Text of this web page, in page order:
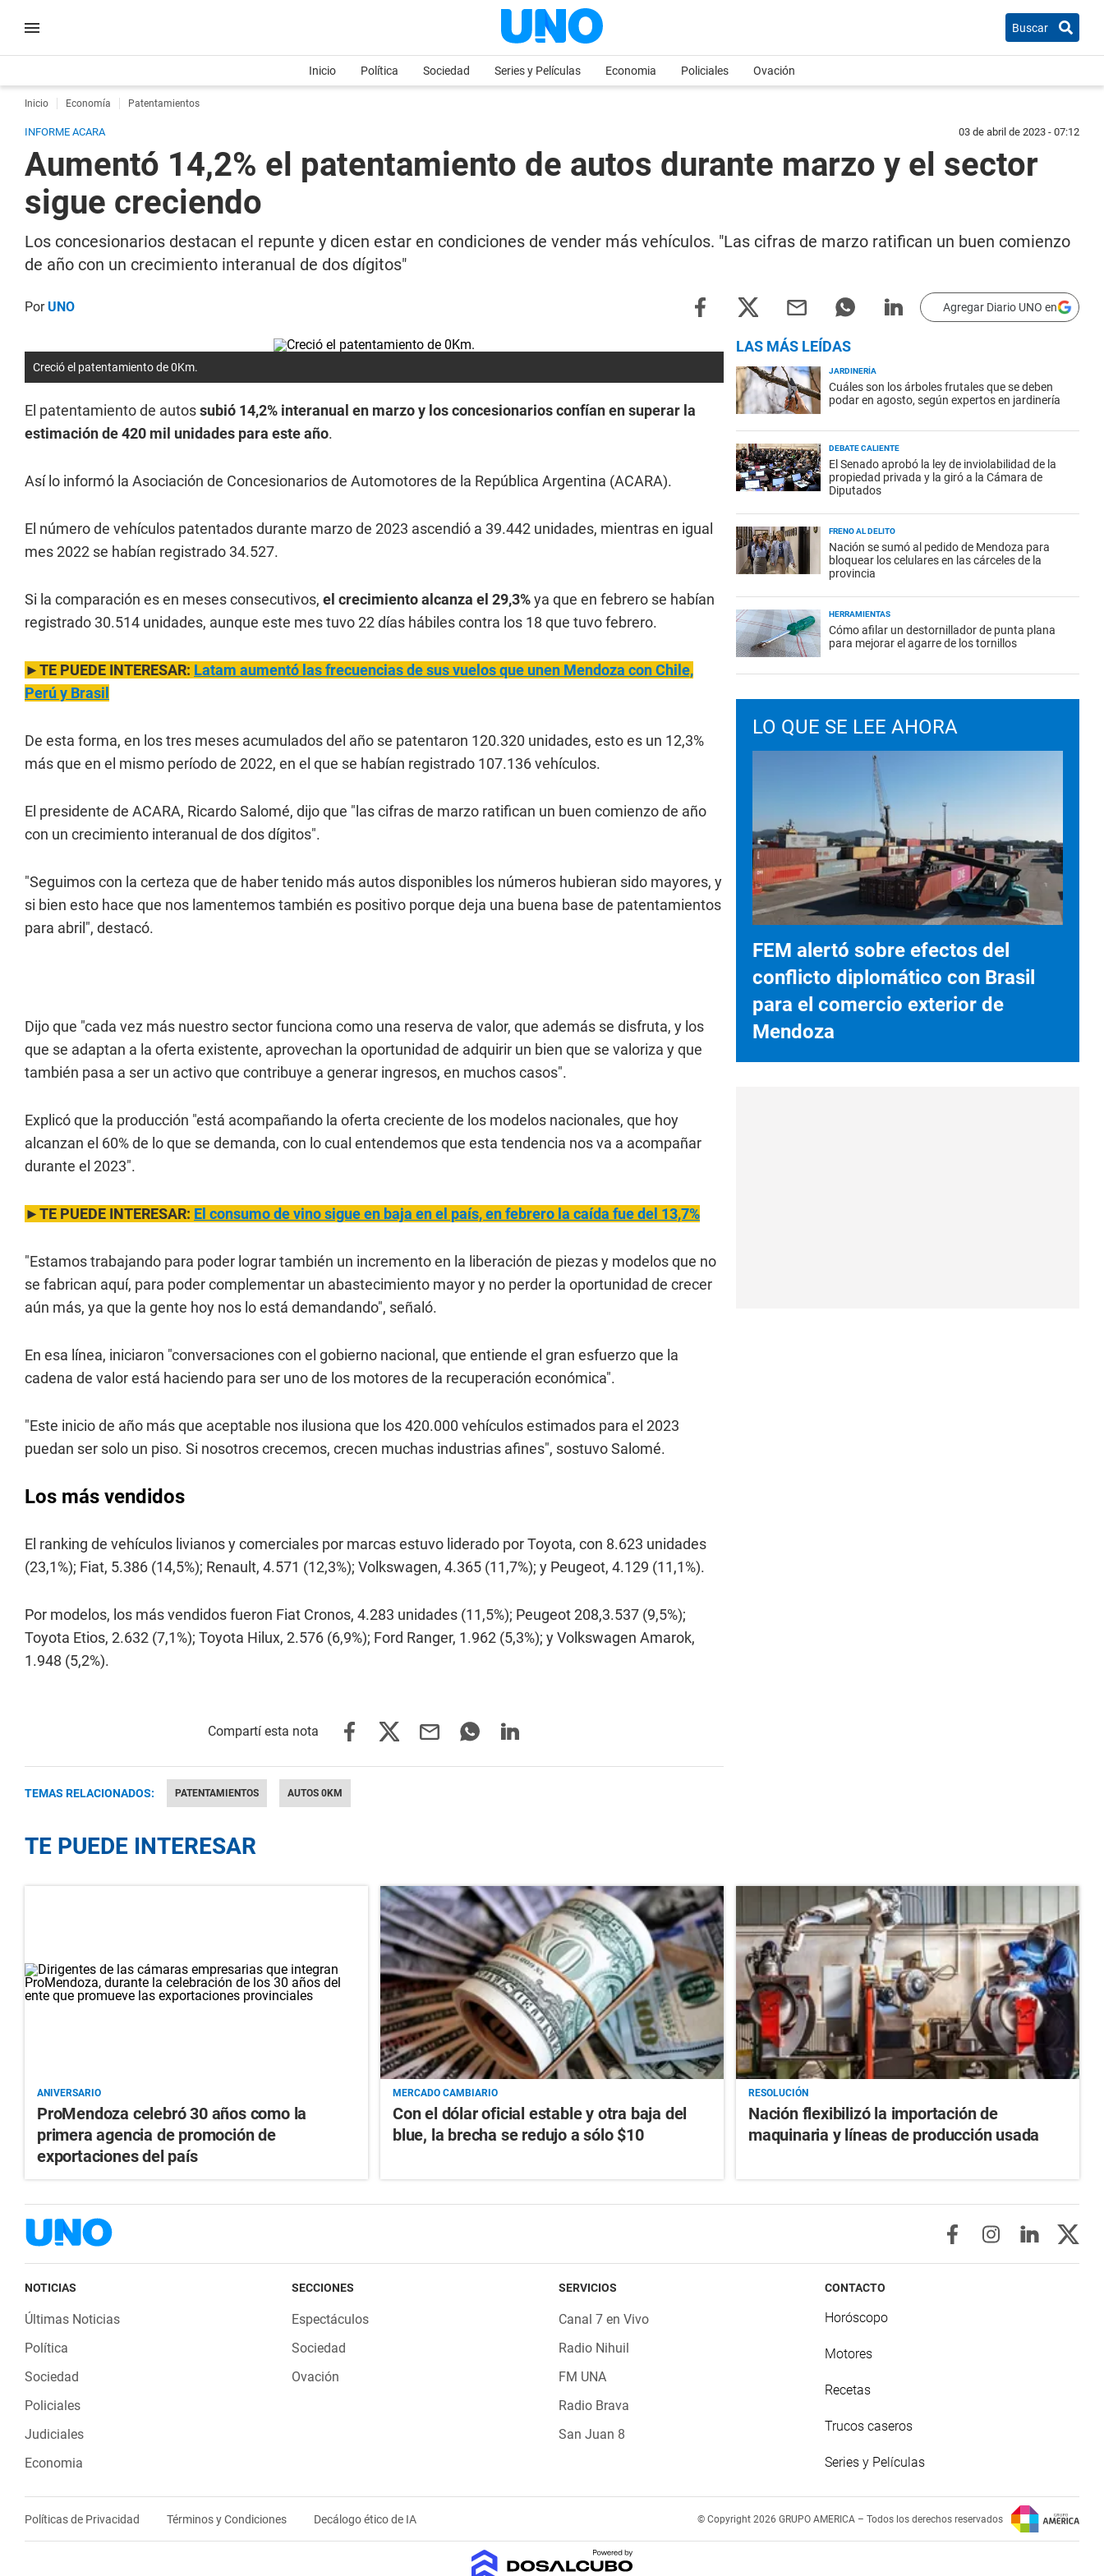
Buscar
Inicio Política Sociedad Series y Películas Economia Policiales Ovación
Inicio Economía Patentamientos
INFORME ACARA 03 de abril de 2023 - 07:12
Aumentó 14,2% el patentamiento de autos durante marzo y el sector
sigue creciendo
Los concesionarios destacan el repunte y dicen estar en condiciones de vender más vehículos. "Las cifras de marzo ratifican un buen comienzo
de año con un crecimiento interanual de dos dígitos"
PorUNO Agregar Diario UNO en
Creció el patentamiento de 0Km.
El patentamiento de autossubió 14,2% interanual en marzo y los concesionarios confían en superar la
estimación de 420 mil unidades para este año.
Así lo informó la Asociación de Concesionarios de Automotores de la República Argentina (ACARA).
El número de vehículos patentados durante marzo de 2023 ascendió a 39.442 unidades, mientras en igual
mes 2022 se habían registrado 34.527.
Si la comparación es en meses consecutivos, el crecimiento alcanza el 29,3%ya que en febrero se habían
registrado 30.514 unidades, aunque este mes tuvo 22 días hábiles contra los 18 que tuvo febrero.
►TE PUEDE INTERESAR: Latam aumentó las frecuencias de sus vuelos que unen Mendoza con Chile,
Perú y Brasil
De esta forma, en los tres meses acumulados del año se patentaron 120.320 unidades, esto es un 12,3%
más que en el mismo período de 2022, en el que se habían registrado 107.136 vehículos.
El presidente de ACARA, Ricardo Salomé, dijo que "las cifras de marzo ratifican un buen comienzo de año
con un crecimiento interanual de dos dígitos".
"Seguimos con la certeza que de haber tenido más autos disponibles los números hubieran sido mayores, y
si bien esto hace que nos lamentemos también es positivo porque deja una buena base de patentamientos
para abril", destacó.
Dijo que "cada vez más nuestro sector funciona como una reserva de valor, que además se disfruta, y los
que se adaptan a la oferta existente, aprovechan la oportunidad de adquirir un bien que se valoriza y que
también pasa a ser un activo que contribuye a generar ingresos, en muchos casos".
Explicó que la producción "está acompañando la oferta creciente de los modelos nacionales, que hoy
alcanzan el 60% de lo que se demanda, con lo cual entendemos que esta tendencia nos va a acompañar
durante el 2023".
►TE PUEDE INTERESAR: El consumo de vino sigue en baja en el país, en febrero la caída fue del 13,7%
"Estamos trabajando para poder lograr también un incremento en la liberación de piezas y modelos que no
se fabrican aquí, para poder complementar un abastecimiento mayor y no perder la oportunidad de crecer
aún más, ya que la gente hoy nos lo está demandando", señaló.
En esa línea, iniciaron "conversaciones con el gobierno nacional, que entiende el gran esfuerzo que la
cadena de valor está haciendo para ser uno de los motores de la recuperación económica".
"Este inicio de año más que aceptable nos ilusiona que los 420.000 vehículos estimados para el 2023
puedan ser solo un piso. Si nosotros crecemos, crecen muchas industrias afines", sostuvo Salomé.
Los más vendidos
El ranking de vehículos livianos y comerciales por marcas estuvo liderado por Toyota, con 8.623 unidades
(23,1%); Fiat, 5.386 (14,5%); Renault, 4.571 (12,3%); Volkswagen, 4.365 (11,7%); y Peugeot, 4.129 (11,1%).
Por modelos, los más vendidos fueron Fiat Cronos, 4.283 unidades (11,5%); Peugeot 208,3.537 (9,5%);
Toyota Etios, 2.632 (7,1%); Toyota Hilux, 2.576 (6,9%); Ford Ranger, 1.962 (5,3%); y Volkswagen Amarok,
1.948 (5,2%).
TEMAS RELACIONADOS: PATENTAMIENTOS AUTOS 0KM
LAS MÁS LEÍDAS
JARDINERÍA
Cuáles son los árboles frutales que se deben
podar en agosto, según expertos en jardinería
DEBATE CALIENTE
El Senado aprobó la ley de inviolabilidad de la
propiedad privada y la giró a la Cámara de
Diputados
FRENO AL DELITO
Nación se sumó al pedido de Mendoza para
bloquear los celulares en las cárceles de la
provincia
HERRAMIENTAS
Cómo afilar un destornillador de punta plana
para mejorar el agarre de los tornillos
LO QUE SE LEE AHORA
FEM alertó sobre efectos del
conflicto diplomático con Brasil
para el comercio exterior de
Mendoza
TE PUEDE INTERESAR
ANIVERSARIO
ProMendoza celebró 30 años como la
primera agencia de promoción de
exportaciones del país
MERCADO CAMBIARIO
Con el dólar oficial estable y otra baja del
blue, la brecha se redujo a sólo $10
RESOLUCIÓN
Nación flexibilizó la importación de
maquinaria y líneas de producción usada
NOTICIAS
Últimas Noticias
Política
Sociedad
Policiales
Judiciales
Economia
SECCIONES
Espectáculos
Sociedad
Ovación
SERVICIOS
Canal 7 en Vivo
Radio Nihuil
FM UNA
Radio Brava
San Juan 8
CONTACTO
Horóscopo
Motores
Recetas
Trucos caseros
Series y Películas
Políticas de Privacidad Términos y Condiciones Decálogo ético de IA © Copyright 2026 GRUPO AMERICA – Todos los derechos reservados